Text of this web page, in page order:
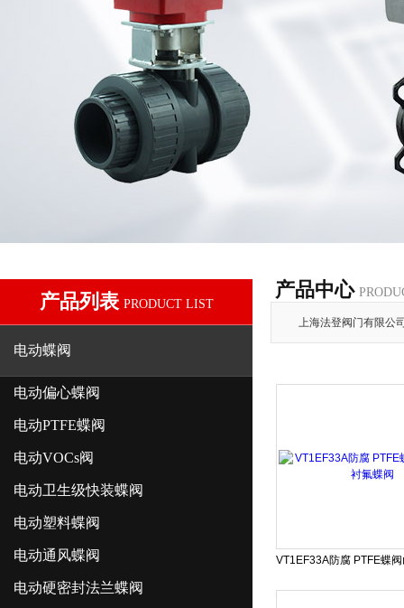
产品列表 PRODUCT LIST
电动蝶阀
电动偏心蝶阀
电动PTFE蝶阀
电动VOCs阀
电动卫生级快装蝶阀
电动塑料蝶阀
电动通风蝶阀
电动硬密封法兰蝶阀
产品中心
上海法登阀门有限公